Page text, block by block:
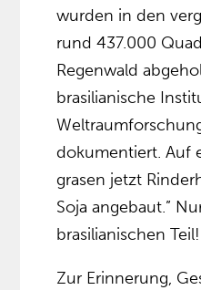
wurden in den
rund 437.000
Regenwald
brasilianische
dokumentiert. Auf
grasen jetzt
Soja angebaut.”
brasilianischen
Zur Erinnerung,